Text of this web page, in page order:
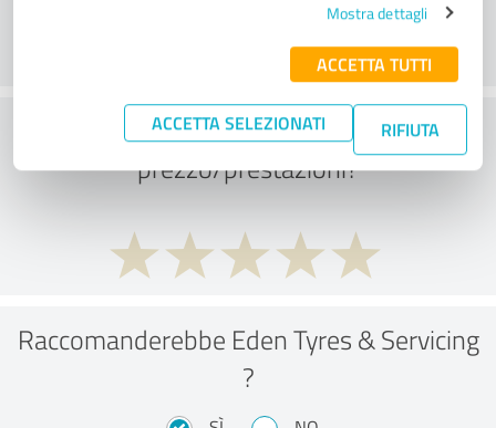
Mostra dettagli
ACCETTA TUTTI
ACCETTA SELEZIONATI RIFIUTA
Cosa ne pensate del rapporto
prezzo/prestazioni?
Raccomanderebbe Eden Tyres & Servicing
?